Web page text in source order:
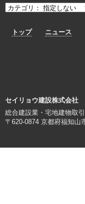
トップ ニュース
セイリョウ建設株式会社
総合建設業・宅地建物取
〒620-0874 京都府福知山